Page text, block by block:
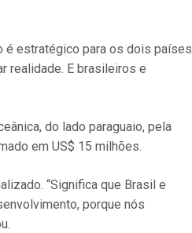
é estratégico para os dois países
realidade. E brasileiros e
do lado paraguaio, pela
em US$ 15 milhões.
“Significa que Brasil e
porque nós